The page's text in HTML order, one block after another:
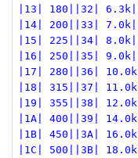
|13| 180||32| 6.3k|
|14| 200||33| 7.0k|
|15| 225||34| 8.0k|
|16| 250||35| 9.0k|
|17| 280||36| 10.0k|
|18| 315||37| 11.0k|
|19| 355||38| 12.0k|
|1A| 400||39| 14.0k|
|1B| 450||3A| 16.0k|
|1C| 500||3B| 18.0k|